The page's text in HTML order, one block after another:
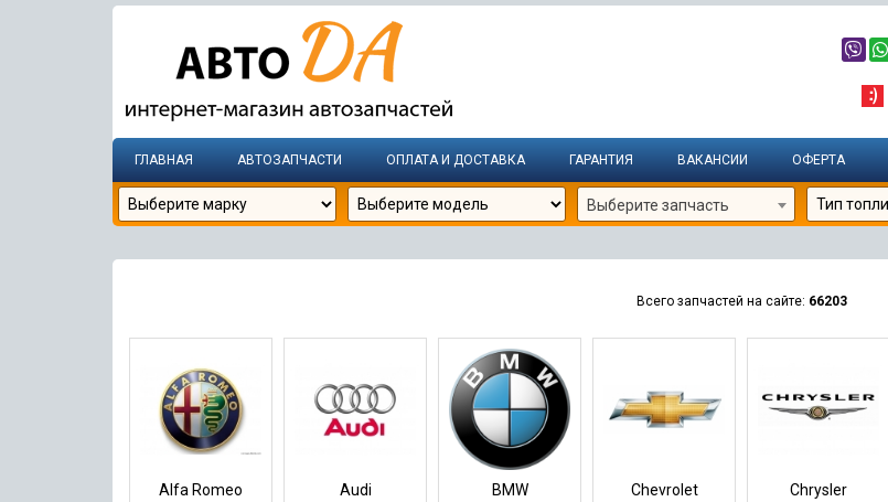
ГЛАВНАЯ АВТОЗАПЧАСТИ ОПЛАТА И ДОСТАВКА ГАРАНТИЯ ВАКАНСИИ ОФЕРТА
Выберите запчасть
Всего запчастей на сайте: 66203
Alfa Romeo Audi BMW Chevrolet Chrysler